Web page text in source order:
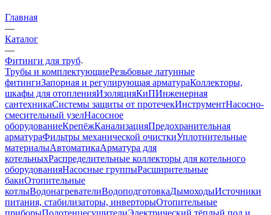
Главная
—
Каталог
—
Фитинги для труб
Трубы и комплектующиеРезьбовые латунные
фитингиЗапорная и регулирующая арматураКоллекторы,
шкафы для отопленияИзоляцияКиПИнженерная
сантехникаСистемы защиты от протечекИнструментНасосно-
смесительный узелНасосное
оборудованиеКрепёжКанализацияПредохранительная
арматураФильтры механической очисткиУплотнительные
материалыАвтоматикаАрматура для
котельныхРаспределительные коллекторы для котельного
оборудованияНасосные группыРасширительные
бакиОтопительные
котлыВодонагревателиВодоподготовкаДымоходыИсточники
питания, стабилизаторы, инверторыОтопительные
приборыПолотенцесушителиЭлектрический тёплый пол и